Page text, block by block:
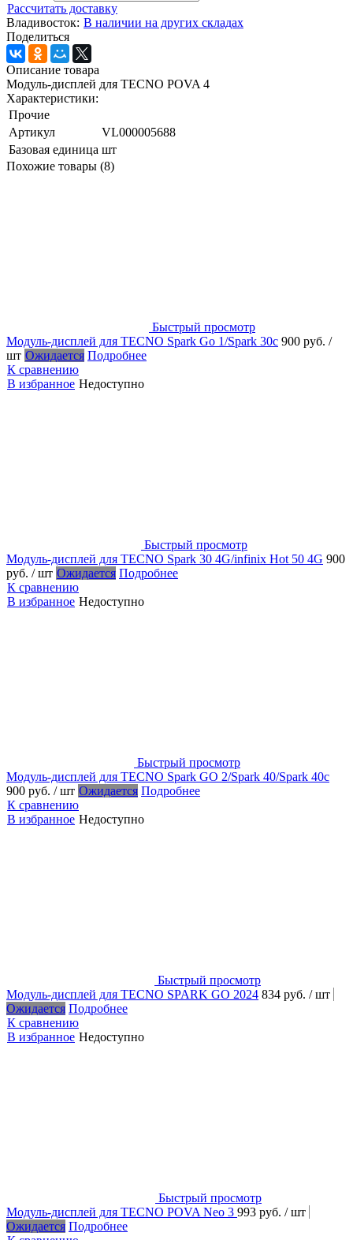
Рассчитать доставку
Владивосток: В наличии на других складах
Поделиться
Описание товара
Модуль-дисплей для TECNO POVA 4
Характеристики:
Прочие
Артикул
VL000005688
Базовая единица шт
Похожие товары (8)
Быстрый просмотр
Модуль-дисплей для TECNO Spark Go 1/Spark 30c 900 руб. /
шт Ожидается Подробнее
К сравнению
В избранное Недоступно
Быстрый просмотр
Модуль-дисплей для TECNO Spark 30 4G/infinix Hot 50 4G 900
руб. / шт Ожидается Подробнее
К сравнению
В избранное Недоступно
Быстрый просмотр
Модуль-дисплей для TECNO Spark GO 2/Spark 40/Spark 40c
900 руб. / шт Ожидается Подробнее
К сравнению
В избранное Недоступно
Быстрый просмотр
Модуль-дисплей для TECNO SPARK GO 2024 834 руб. / шт
Ожидается Подробнее
К сравнению
В избранное Недоступно
Быстрый просмотр
Модуль-дисплей для TECNO POVA Neo 3 993 руб. / шт
Ожидается Подробнее